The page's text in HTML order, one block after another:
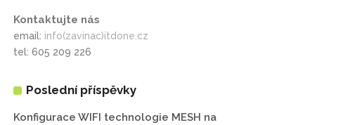
Kontaktujte nás
email: info(zavinac)itdone.cz
tel: 605 209 226
Poslední příspěvky
Konfigurace WIFI technologie MESH na